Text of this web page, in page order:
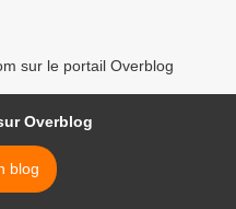
sur le portail Overblog
Overblog
blog